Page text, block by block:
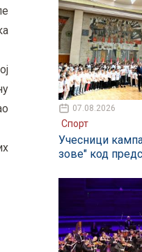
07.08.2026
Спорт
Учесници
зове" код